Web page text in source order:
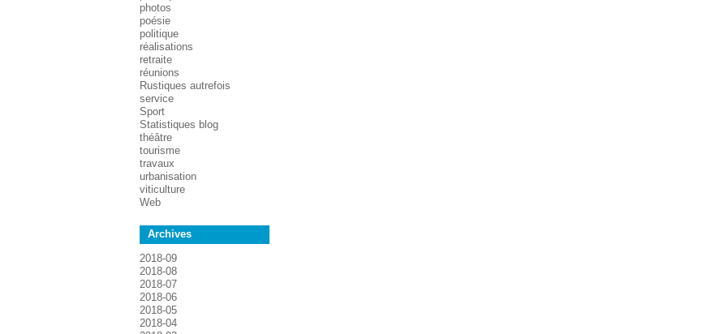
photos
poésie
politique
réalisations
retraite
réunions
Rustiques autrefois
service
Sport
Statistiques blog
théâtre
tourisme
travaux
urbanisation
viticulture
Web
Archives
2018-09
2018-08
2018-07
2018-06
2018-05
2018-04